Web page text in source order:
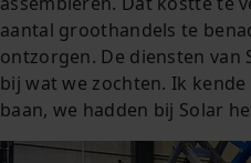
aantal groothandels te
ontzorgen. De diensten van
bij wat we zochten. Ik
baan, we hadden bij Solar